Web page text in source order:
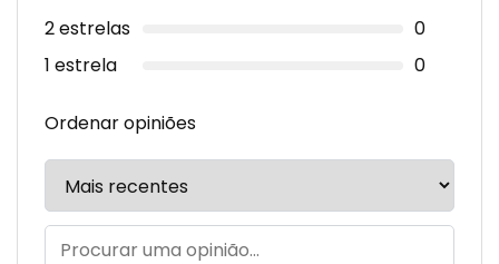
2 estrelas
0
1 estrela
0
Ordenar opiniões